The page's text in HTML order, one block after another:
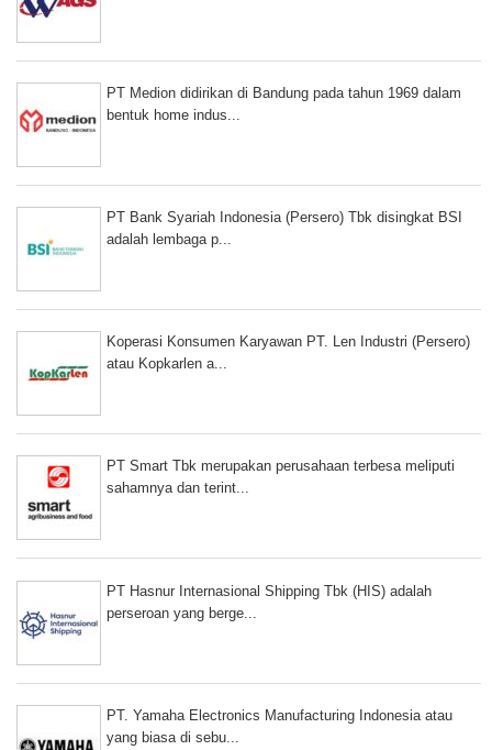
PT Medion didirikan di Bandung pada tahun 1969 dalam
bentuk home indus...
PT Bank Syariah Indonesia (Persero) Tbk disingkat BSI
adalah lembaga p...
Koperasi Konsumen Karyawan PT. Len Industri (Persero)
atau Kopkarlen a...
PT Smart Tbk merupakan perusahaan terbesa meliputi
sahamnya dan terint...
PT Hasnur Internasional Shipping Tbk (HIS) adalah
perseroan yang berge...
PT. Yamaha Electronics Manufacturing Indonesia atau
yang biasa di sebu...